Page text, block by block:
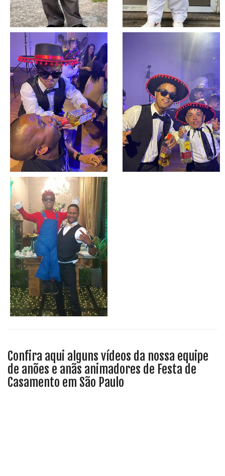
Confira aqui alguns vídeos da nossa equipe
de anões e anãs animadores de Festa de
Casamento em São Paulo